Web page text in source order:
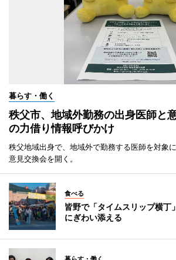
暮らす・働く
秩父市、地域外勤務の出身医師と
の力借り情報呼びかけ
秩父地域出身で、地域外で勤務する医師を対象
意見交換会を開く。
食べる
皆野で「タイムスリップ横
にぎわい添える